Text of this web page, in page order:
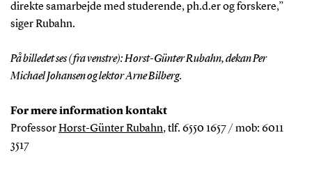
direkte samarbejde med studerende, ph.d.er og forskere,”
siger Rubahn.
På billedet ses (fra venstre): Horst-Günter Rubahn, dekan Per
Michael Johansen og lektor Arne Bilberg.
For mere information kontakt
ProfessorHorst-Günter Rubahn, tlf. 6550 1657 / mob: 6011
3517